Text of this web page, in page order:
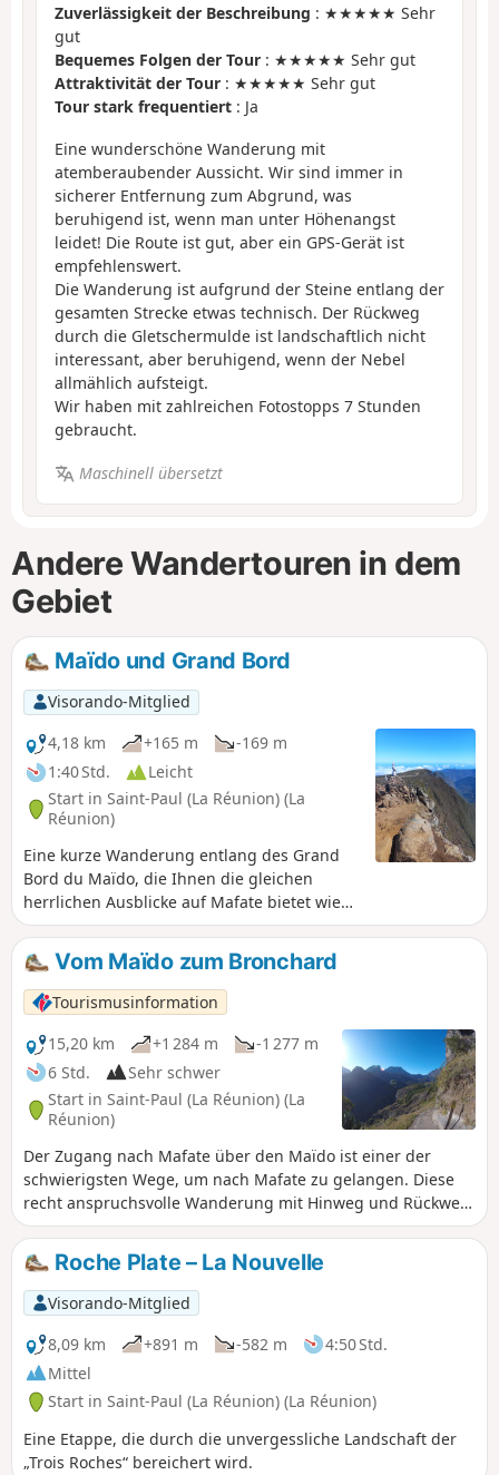
Zuverlässigkeit der Beschreibung : ★★★★★ Sehr
gut
Bequemes Folgen der Tour : ★★★★★ Sehr gut
Attraktivität der Tour : ★★★★★ Sehr gut
Tour stark frequentiert : Ja
Eine wunderschöne Wanderung mit
atemberaubender Aussicht. Wir sind immer in
sicherer Entfernung zum Abgrund, was
beruhigend ist, wenn man unter Höhenangst
leidet! Die Route ist gut, aber ein GPS-Gerät ist
empfehlenswert.
Die Wanderung ist aufgrund der Steine entlang der
gesamten Strecke etwas technisch. Der Rückweg
durch die Gletschermulde ist landschaftlich nicht
interessant, aber beruhigend, wenn der Nebel
allmählich aufsteigt.
Wir haben mit zahlreichen Fotostopps 7 Stunden
gebraucht.
Maschinell übersetzt
Andere Wandertouren in dem
Gebiet
Maïdo und Grand Bord
Visorando-Mitglied
4,18 km
+165 m
-169 m
1:40 Std.
Leicht
Start in Saint-Paul (La Réunion) (La
Réunion)
Eine kurze Wanderung entlang des Grand
Bord du Maïdo, die Ihnen die gleichen
herrlichen Ausblicke auf Mafate bietet wie
eine lange Wanderung.
Vom Maïdo zum Bronchard
Tourismusinformation
15,20 km
+1 284 m
-1 277 m
6 Std.
Sehr schwer
Start in Saint-Paul (La Réunion) (La
Réunion)
Der Zugang nach Mafate über den Maïdo ist einer der
schwierigsten Wege, um nach Mafate zu gelangen. Diese
recht anspruchsvolle Wanderung mit Hinweg und Rückweg
bietet die Möglichkeit, das sympathische Dorf Roche Plate
zu sehen und noch weiter bis zum Bronchard zu gehen, von
wo aus man einen weiten Ausblick auf die Umgebung hat.
Das Dorf Roche Plate ist mit seinen kreolischen Häusern
typisch für die Dörfer von Mafate. Es ist sehr weitläufig und
besteht aus zwei Vierteln. Vor Ort gibt es zahlreiche
Unterkünfte.
Roche Plate – La Nouvelle
Visorando-Mitglied
8,09 km
+891 m -582 m
4:50 Std.
Mittel
Start in Saint-Paul (La Réunion) (La Réunion)
Eine Etappe, die durch die unvergessliche Landschaft der
„Trois Roches“ bereichert wird.